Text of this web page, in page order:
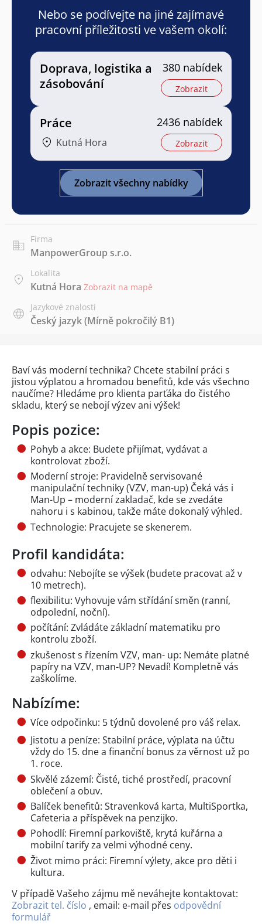
Nebo se podívejte na jiné zajímavé
pracovní příležitosti ve vašem okolí:
Doprava, logistika a
zásobování
380 nabídek
Zobrazit
Práce
Kutná Hora
2436 nabídek
Zobrazit
Zobrazit všechny nabídky
Firma
ManpowerGroup s.r.o.
Lokalita
Kutná Hora Zobrazit na mapě
Jazykové znalosti
Český jazyk(Mírně pokročilý B1)
Baví vás moderní technika? Chcete stabilní práci s
jistou výplatou a hromadou benefitů, kde vás všechno
naučíme? Hledáme pro klienta parťáka do čistého
skladu, který se nebojí výzev ani výšek!
Popis pozice:
Pohyb a akce: Budete přijímat, vydávat a
kontrolovat zboží.
Moderní stroje: Pravidelně servisované
manipulační techniky (VZV, man-up) Čeká vás i
Man-Up – moderní zakladač, kde se zvedáte
nahoru i s kabinou, takže máte dokonalý výhled.
Technologie: Pracujete se skenerem.
Profil kandidáta:
odvahu: Nebojíte se výšek (budete pracovat až v
10 metrech).
flexibilitu: Vyhovuje vám střídání směn (ranní,
odpolední, noční).
počítání: Zvládáte základní matematiku pro
kontrolu zboží.
zkušenost s řízením VZV, man- up: Nemáte platné
papíry na VZV, man-UP? Nevadí! Kompletně vás
zaškolíme.
Nabízíme:
Více odpočinku: 5 týdnů dovolené pro váš relax.
Jistotu a peníze: Stabilní práce, výplata na účtu
vždy do 15. dne a finanční bonus za věrnost už po
1. roce.
Skvělé zázemí: Čisté, tiché prostředí, pracovní
oblečení a obuv.
Balíček benefitů: Stravenková karta, MultiSportka,
Cafeteria a příspěvek na penzijko.
Pohodlí: Firemní parkoviště, krytá kuřárna a
mobilní tarify za velmi výhodné ceny.
Život mimo práci: Firemní výlety, akce pro děti i
kultura.
V případě Vašeho zájmu mě neváhejte kontaktovat:
Zobrazit tel. číslo , email: e-mail přes odpovědní
formulář